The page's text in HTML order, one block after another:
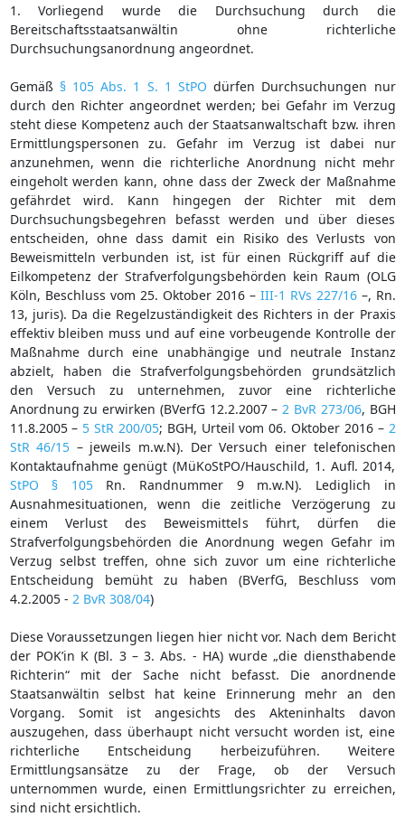
1. Vorliegend wurde die Durchsuchung durch die
Bereitschaftsstaatsanwältin ohne richterliche
Durchsuchungsanordnung angeordnet.
Gemäß § 105 Abs. 1 S. 1 StPO dürfen Durchsuchungen nur
durch den Richter angeordnet werden; bei Gefahr im Verzug
steht diese Kompetenz auch der Staatsanwaltschaft bzw. ihren
Ermittlungspersonen zu. Gefahr im Verzug ist dabei nur
anzunehmen, wenn die richterliche Anordnung nicht mehr
eingeholt werden kann, ohne dass der Zweck der Maßnahme
gefährdet wird. Kann hingegen der Richter mit dem
Durchsuchungsbegehren befasst werden und über dieses
entscheiden, ohne dass damit ein Risiko des Verlusts von
Beweismitteln verbunden ist, ist für einen Rückgriff auf die
Eilkompetenz der Strafverfolgungsbehörden kein Raum (OLG
Köln, Beschluss vom 25. Oktober 2016 – III-1 RVs 227/16–, Rn.
13, juris). Da die Regelzuständigkeit des Richters in der Praxis
effektiv bleiben muss und auf eine vorbeugende Kontrolle der
Maßnahme durch eine unabhängige und neutrale Instanz
abzielt, haben die Strafverfolgungsbehörden grundsätzlich
den Versuch zu unternehmen, zuvor eine richterliche
Anordnung zu erwirken (BVerfG 12.2.2007 – 2 BvR 273/06, BGH
11.8.2005 – 5 StR 200/05; BGH, Urteil vom 06. Oktober 2016 – 2
StR 46/15 – jeweils m.w.N). Der Versuch einer telefonischen
Kontaktaufnahme genügt (MüKoStPO/Hauschild, 1. Aufl. 2014,
StPO § 105Rn. Randnummer 9 m.w.N). Lediglich in
Ausnahmesituationen, wenn die zeitliche Verzögerung zu
einem Verlust des Beweismittels führt, dürfen die
Strafverfolgungsbehörden die Anordnung wegen Gefahr im
Verzug selbst treffen, ohne sich zuvor um eine richterliche
Entscheidung bemüht zu haben (BVerfG, Beschluss vom
4.2.2005 - 2 BvR 308/04)
Diese Voraussetzungen liegen hier nicht vor. Nach dem Bericht
der POK’in K (Bl. 3 – 3. Abs. - HA) wurde „die diensthabende
Richterin“ mit der Sache nicht befasst. Die anordnende
Staatsanwältin selbst hat keine Erinnerung mehr an den
Vorgang. Somit ist angesichts des Akteninhalts davon
auszugehen, dass überhaupt nicht versucht worden ist, eine
richterliche Entscheidung herbeizuführen. Weitere
Ermittlungsansätze zu der Frage, ob der Versuch
unternommen wurde, einen Ermittlungsrichter zu erreichen,
sind nicht ersichtlich.